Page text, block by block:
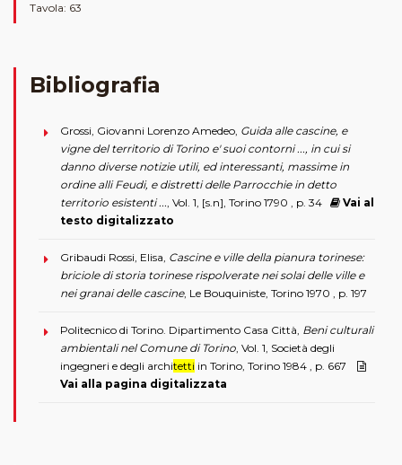
Tavola: 63
Bibliografia
Grossi, Giovanni Lorenzo Amedeo, Guida alle cascine, e
vigne del territorio di Torino e' suoi contorni ..., in cui si
danno diverse notizie utili, ed interessanti, massime in
ordine alli Feudi, e distretti delle Parrocchie in detto
territorio esistenti ..., Vol. 1, [s.n], Torino 1790 , p. 34
Vai al
testo digitalizzato
Gribaudi Rossi, Elisa, Cascine e ville della pianura torinese:
briciole di storia torinese rispolverate nei solai delle ville e
nei granai delle cascine, Le Bouquiniste, Torino 1970 , p. 197
Politecnico di Torino. Dipartimento Casa Città, Beni culturali
ambientali nel Comune di Torino, Vol. 1, Società degli
ingegneri e degli architetti in Torino, Torino 1984 , p. 667
Vai alla pagina digitalizzata